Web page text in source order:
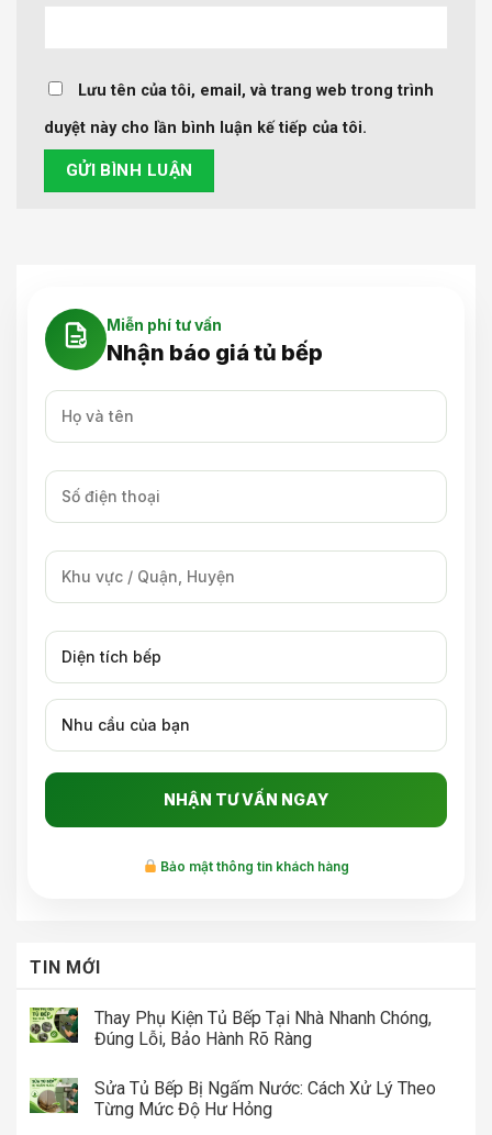
Lưu tên của tôi, email, và trang web trong trình
duyệt này cho lần bình luận kế tiếp của tôi.
Miễn phí tư vấn
Nhận báo giá tủ bếp
Bảo mật thông tin khách hàng
TIN MỚI
Thay Phụ Kiện Tủ Bếp Tại Nhà Nhanh Chóng,
Đúng Lỗi, Bảo Hành Rõ Ràng
Sửa Tủ Bếp Bị Ngấm Nước: Cách Xử Lý Theo
Từng Mức Độ Hư Hỏng